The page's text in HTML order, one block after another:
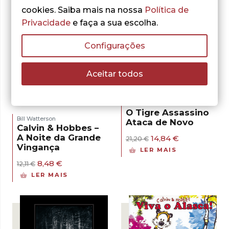
23,22 €.16,25 €.
21,20 €.14,84 €.
- 30%
Bill Watterson
Calvin & Hobbes –
A Noite da Grande
Vingança
12,11€ O
preço
12,11 €.
8,48 €
preço
8,48 €.
LER MAIS
- 30%
O Tigre Assassino
Ataca de Novo
21,20€ O
preço
original
14,84€O
LER MAIS
cookies. Saiba mais na nossa Política de
Privacidade e faça a sua escolha.
Configurações
Aceitar todos